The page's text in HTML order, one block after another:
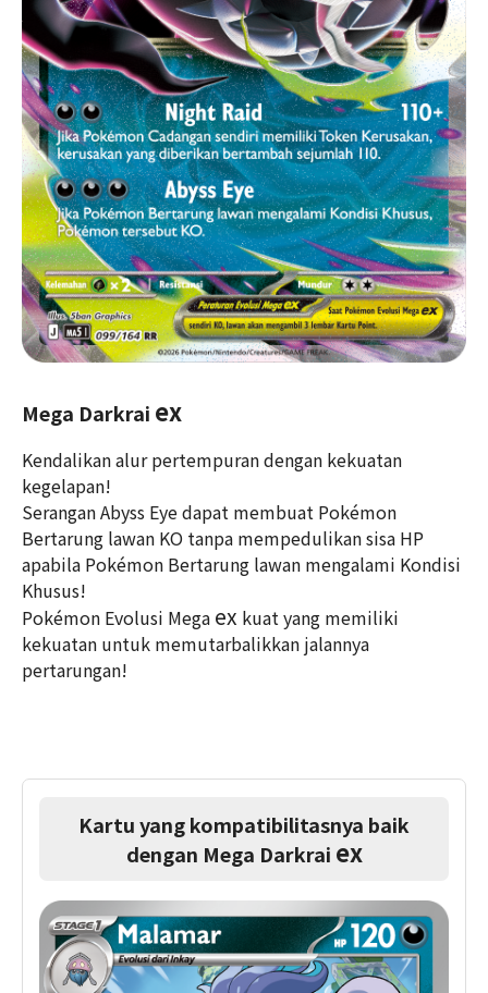
Mega Darkrai ex
Kendalikan alur pertempuran dengan kekuatan
kegelapan!
Serangan Abyss Eye dapat membuat Pokémon
Bertarung lawan KO tanpa mempedulikan sisa HP
apabila Pokémon Bertarung lawan mengalami Kondisi
Khusus!
Pokémon Evolusi Mega ex kuat yang memiliki
kekuatan untuk memutarbalikkan jalannya
pertarungan!
Kartu yang kompatibilitasnya baik
dengan Mega Darkrai ex